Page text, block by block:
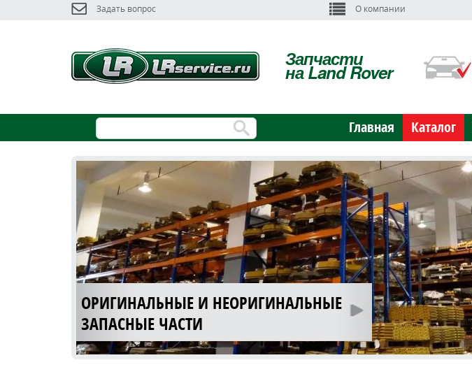
Задать вопрос О компании
Запчасти
на Land Rover
Главная Каталог
ОРИГИНАЛЬНЫЕ И НЕОРИГИНАЛЬНЫЕ
ЗАПАСНЫЕ ЧАСТИ